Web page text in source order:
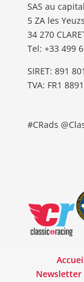
SAS au
5 ZA les
34 270
Tel: ‭+33 499
SIRET: 891
TVA: FR1
#CRads
Newsletter